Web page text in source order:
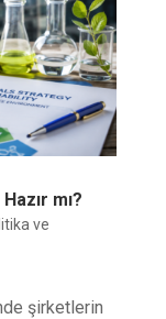
mı?
ve
şirketlerin